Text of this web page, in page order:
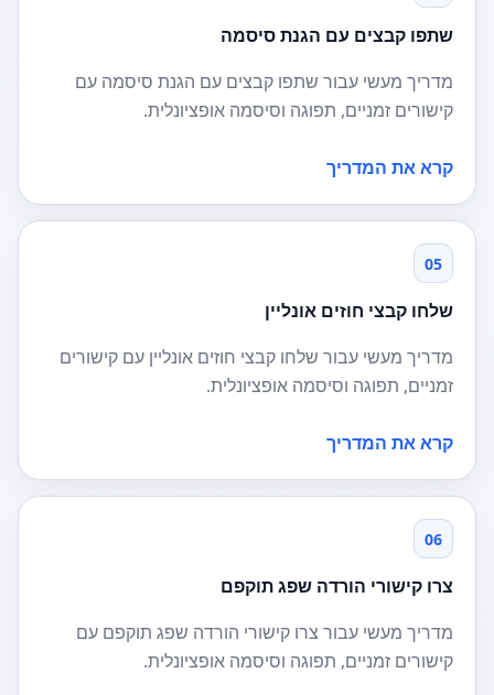
שתפו קבצים עם הגנת סיסמה
מדריך מעשי עבור שתפו קבצים עם הגנת סיסמה עם
קישורים זמניים, תפוגה וסיסמה אופציונלית.
קרא את המדריך
05
שלחו קבצי חוזים אונליין
מדריך מעשי עבור שלחו קבצי חוזים אונליין עם קישורים
זמניים, תפוגה וסיסמה אופציונלית.
קרא את המדריך
06
צרו קישורי הורדה שפג תוקפם
מדריך מעשי עבור צרו קישורי הורדה שפג תוקפם עם
קישורים זמניים, תפוגה וסיסמה אופציונלית.